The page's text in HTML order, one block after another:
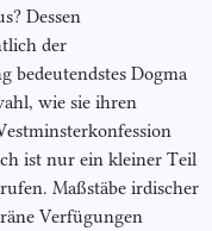
Dessen
der
Dogma
wie sie ihren
ist nur ein kleiner Teil
Maßstäbe irdischer
Verfügungen